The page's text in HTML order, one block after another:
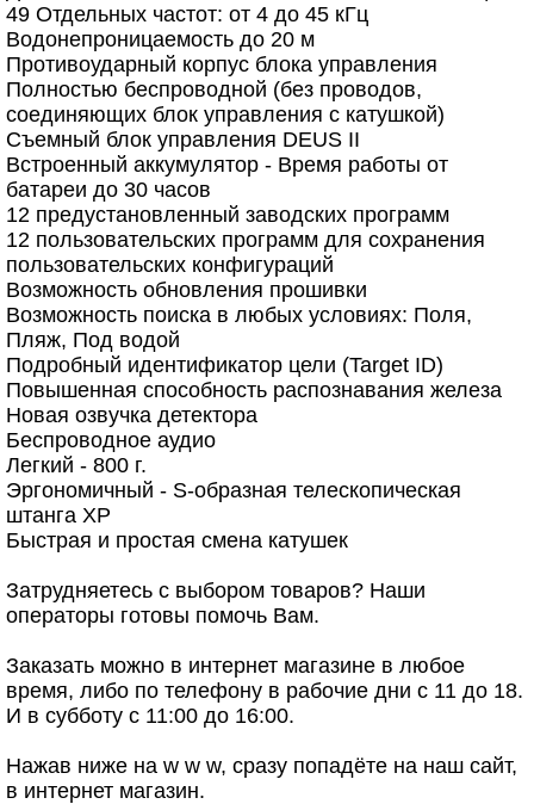
49 Отдельных частот: от 4 до 45 кГц
Водонепроницаемость до 20 м
Противоударный корпус блока управления
Полностью беспроводной (без проводов,
соединяющих блок управления с катушкой)
Съемный блок управления DEUS II
Встроенный аккумулятор - Время работы от
батареи до 30 часов
12 предустановленный заводских программ
12 пользовательских программ для сохранения
пользовательских конфигураций
Возможность обновления прошивки
Возможность поиска в любых условиях: Поля,
Пляж, Под водой
Подробный идентификатор цели (Target ID)
Повышенная способность распознавания железа
Новая озвучка детектора
Беспроводное аудио
Легкий - 800 г.
Эргономичный - S-образная телескопическая
штанга XP
Быстрая и простая смена катушек
Затрудняетесь с выбором товаров? Наши
операторы готовы помочь Вам.
Заказать можно в интернет магазине в любое
время, либо по телефону в рабочие дни с 11 до 18.
И в субботу с 11:00 до 16:00.
Нажав ниже на w w w, сразу попадёте на наш сайт,
в интернет магазин.